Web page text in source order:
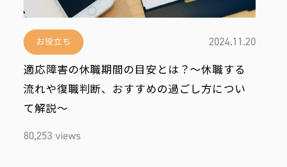
お問い合わせ 運営会社
お役立ち
2024.11.20
適応障害の休職期間の目安とは？～休職する
流れや復職判断、おすすめの過ごし方につい
て解説～
80,253 views